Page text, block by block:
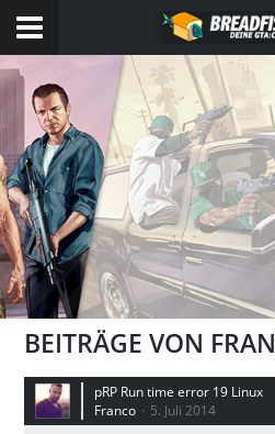
BEITRÄGE VON
pRP Run time error 19 Linux
Franco
5. Juli 2014